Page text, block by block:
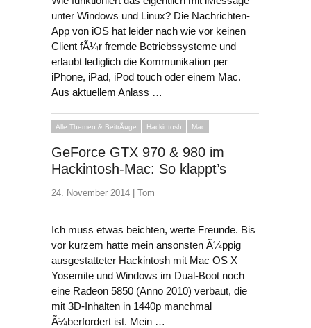
unter Windows und Linux? Die Nachrichten-
App von iOS hat leider nach wie vor keinen
Client fÃ¼r fremde Betriebssysteme und
erlaubt lediglich die Kommunikation per
iPhone, iPad, iPod touch oder einem Mac.
Aus aktuellem Anlass …
Alle Themen & BeitrÃ¤ge Hackintosh Mac
GeForce GTX 970 & 980 im
Hackintosh-Mac: So klappt’s
24. November 2014 | Tom
Ich muss etwas beichten, werte Freunde. Bis
vor kurzem hatte mein ansonsten Ã¼ppig
ausgestatteter Hackintosh mit Mac OS X
Yosemite und Windows im Dual-Boot noch
eine Radeon 5850 (Anno 2010) verbaut, die
mit 3D-Inhalten in 1440p manchmal
Ã¼berfordert ist. Mein …